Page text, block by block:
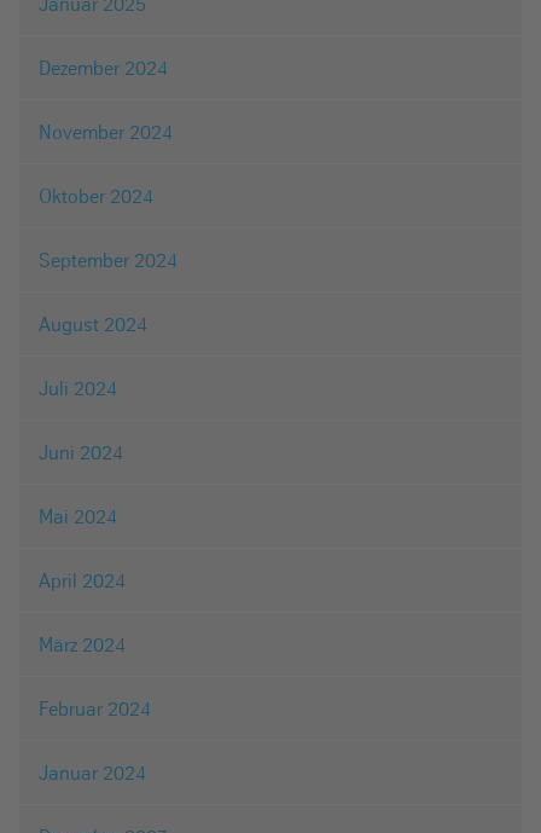
Dezember 2024
November 2024
Oktober 2024
September 2024
August 2024
Juli 2024
Juni 2024
Mai 2024
April 2024
März 2024
Februar 2024
Januar 2024